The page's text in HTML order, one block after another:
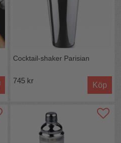
Cocktail-shaker Parisian
745 kr
Köp